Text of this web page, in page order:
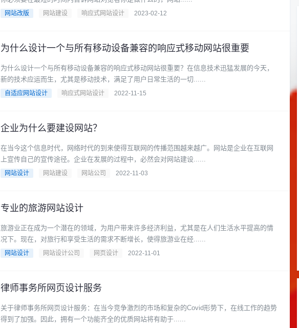
网站改版 网站建设 响应式网站设计 2023-02-12
为什么设计一个与所有移动设备兼容的响应式移动网站很重要
为什么设计一个与所有移动设备兼容的响应式移动网站很重要？在信息技术迅猛发展的今天，
新的技术应运而生，尤其是移动技术，满足了用户日常生活的一切......
自适应网站设计 响应式网站设计 2022-11-15
企业为什么要建设网站？
在当今这个信息时代，网络时代的到来使得互联网的传播范围越来越广。网站是企业在互联网
上宣传自己的宣传途径。企业在发展的过程中，必然会对网站建设......
网站设计 网站建设 网站公司 2022-11-03
专业的旅游网站设计
旅游业正在成为一个潜在的领域，为用户带来许多经济利益，尤其是在人们生活水平提高的情
况下。现在，对旅行和享受生活的需求不断增长，使得旅游业在经......
网站设计 网站设计公司 网页设计 2022-11-01
律师事务所网页设计服务
关于律师事务所网页设计服务：在当今竞争激烈的市场和复杂的Covid形势下，在线工作的趋势
得到了加强。因此，拥有一个功能齐全的优质网站将有助于......